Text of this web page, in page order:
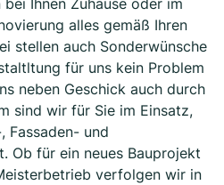
Ihnen Zuhause oder im
alles gemäß Ihren
stellen auch Sonderwünsche
für uns kein Problem
neben Geschick auch durch
sind wir für Sie im Einsatz,
Fassaden- und
Ob für ein neues Bauprojekt
verfolgen wir in